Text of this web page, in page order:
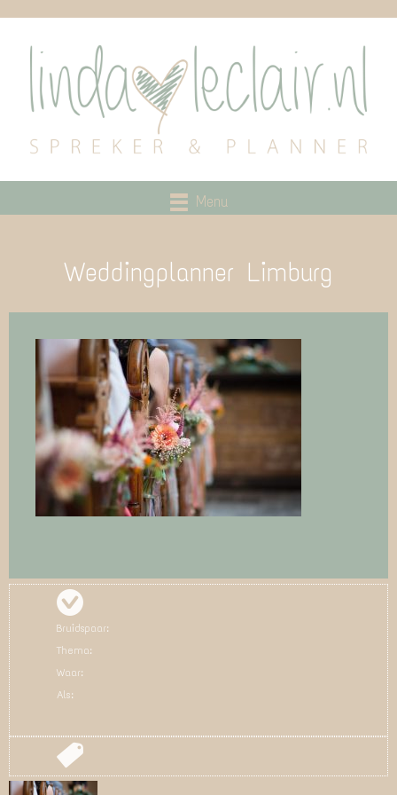
Menu
Weddingplanner Limburg
Bruidspaar:
Thema:
Waar:
Als: